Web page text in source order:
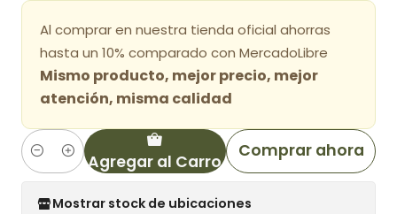
Al comprar en nuestra tienda oficial ahorras
hasta un 10% comparado con MercadoLibre
Mismo producto, mejor precio, mejor
atención, misma calidad
Cantidad Agregar al Carro
Comprar ahora
Mostrar stock de ubicaciones